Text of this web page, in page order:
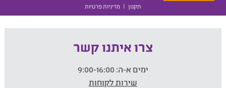
תקנון | מדיניות פרטיות
צרו איתנו קשר
ימים א-ה:
שירות לקוחות